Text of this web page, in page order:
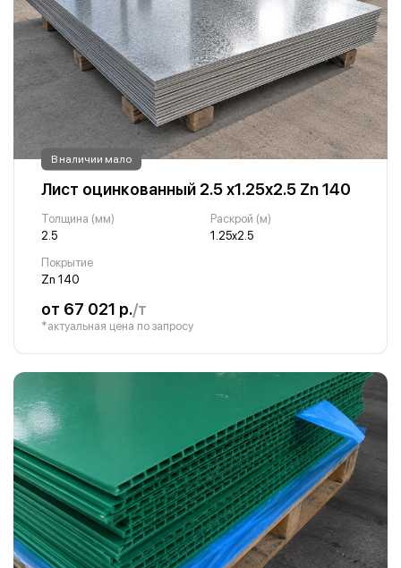
В наличии мало
Лист оцинкованный 2.5 х1.25х2.5 Zn 140
Толщина (мм)
2.5
Раскрой (м)
1.25х2.5
Покрытие
Zn 140
от 67 021 р./т
*актуальная цена по запросу